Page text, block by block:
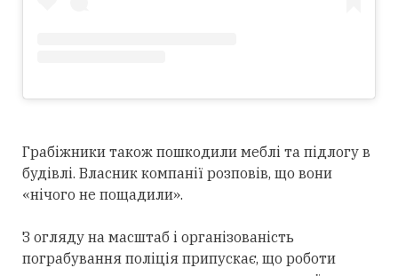
Грабіжники також пошкодили меблі та підлогу в
будівлі. Власник компанії розповів, що вони
«нічого не пощадили».
З огляду на масштаб і організованість
пограбування поліція припускає, що роботи